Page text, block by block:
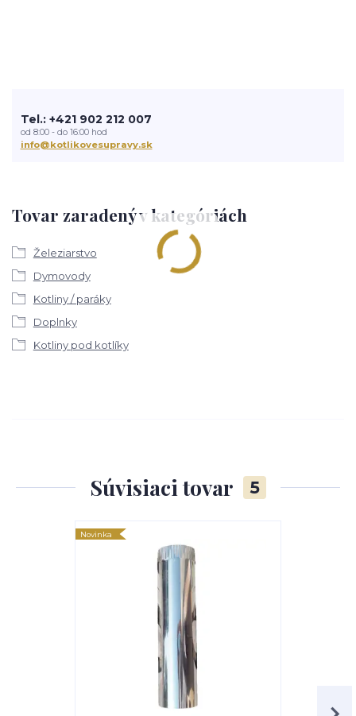
Tovar zaradený v kategóriách
Železiarstvo
Dymovody
Kotliny / paráky
Doplnky
Kotliny pod kotlíky
Tel.: +421 902 212 007
od 8:00 - do 16:00 hod
info@kotlikovesupravy.sk
Súvisiaci tovar 5
Novinka